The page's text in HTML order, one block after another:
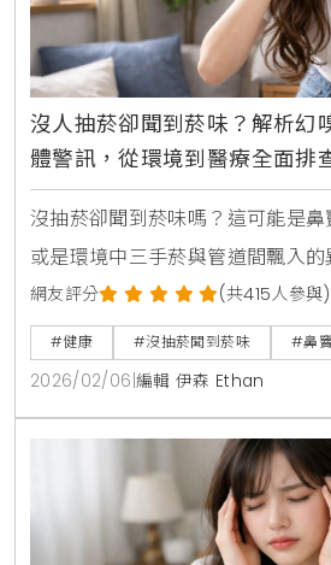
沒人抽菸卻聞到菸味？解析幻
體警訊，從環境到醫療全面排
味來源
沒抽菸卻聞到菸味嗎？這可能是鼻
或是環境中三手菸與管道間飄入的
異常的原因與排查方法，教您檢查
並提醒若症狀持續應儘早就醫，找
網友評分 (共415人參與)
#健康 #沒抽菸聞到菸味 #鼻
2026/02/06 編輯 伊森 Ethan